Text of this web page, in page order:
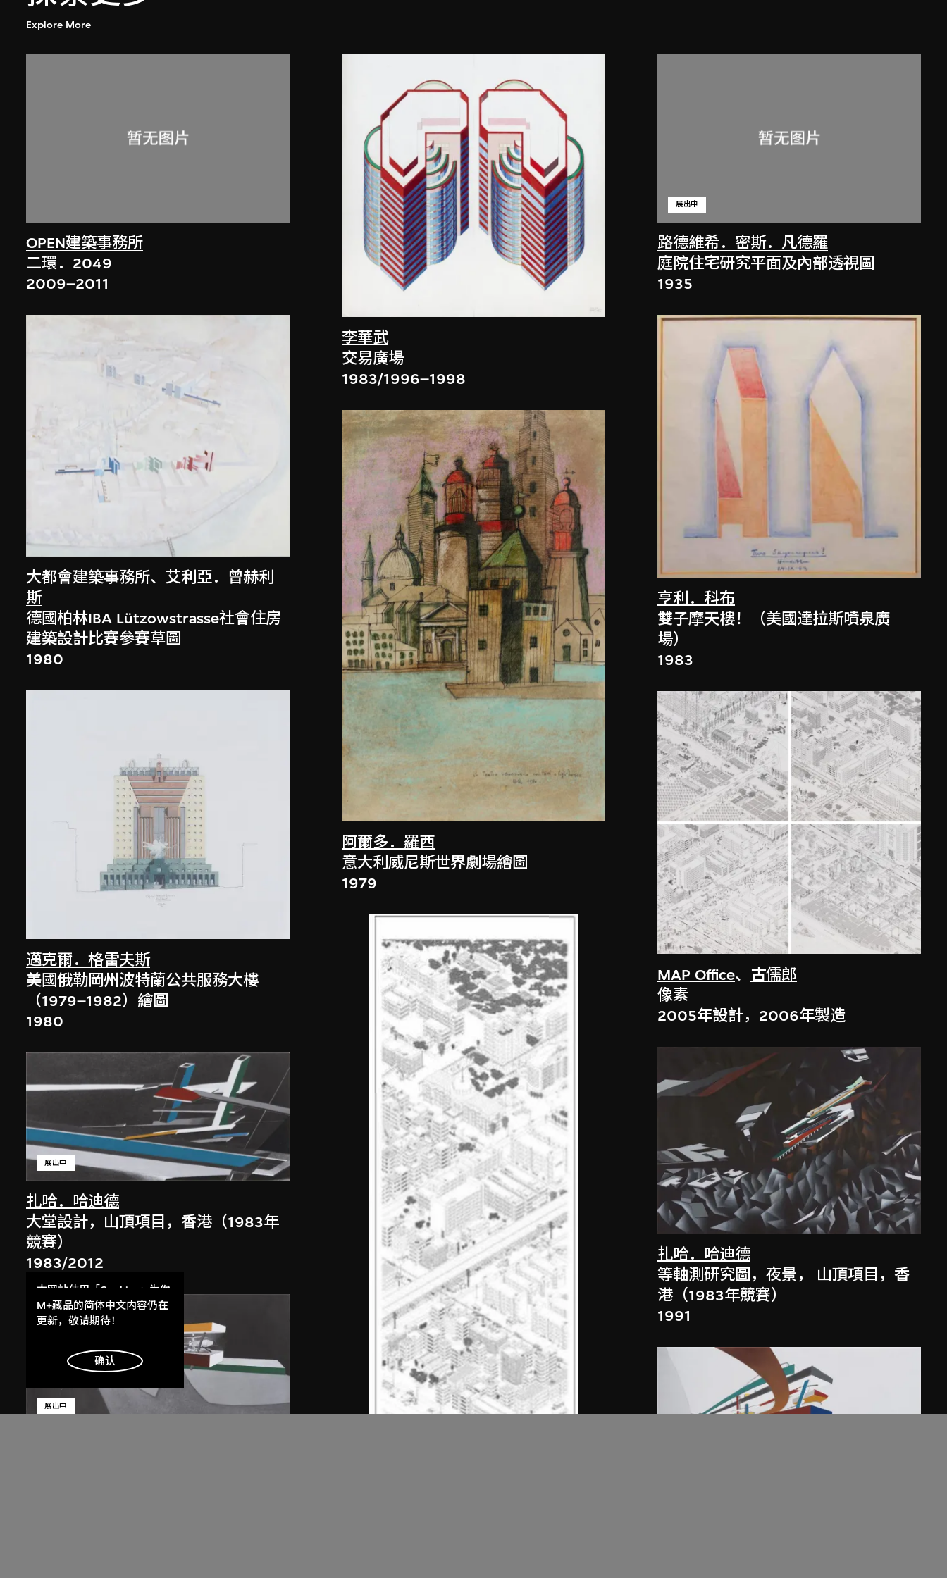
Explore More
OPEN建築事務所
二環．2049
2009–2011
大都會建築事務所、艾利亞．曾赫利
斯
德國柏林IBA Lützowstrasse社會住房
建築設計比賽參賽草圖
1980
邁克爾．格雷夫斯
美國俄勒岡州波特蘭公共服務大樓
（1979–1982）繪圖
1980
扎哈．哈迪德
展出中
大堂設計，山頂項目，香港（1983年
競賽）
1983/2012
展出中
李華武
交易廣場
1983/1996–1998
阿爾多．羅西
意大利威尼斯世界劇場繪圖
1979
路德維希．密斯．凡德羅
展出中
庭院住宅研究平面及內部透視圖
1935
亨利．科布
雙子摩天樓！（美國達拉斯噴泉廣
場）
1983
MAP Office、 古儒郎
像素
2005年設計，2006年製造
扎哈．哈迪德
等軸測研究圖，夜景， 山頂項目，香
港（1983年競賽）
1991
本网站使用「Cookies」为你
提供最好的网站体验。
了解更多
明白
M+藏品的简体中文内容仍在
更新，敬请期待！
确认